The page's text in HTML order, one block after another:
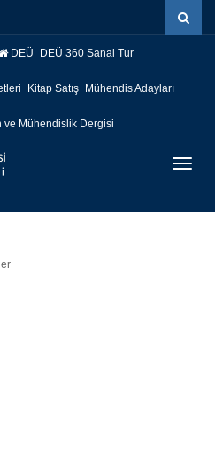
DEÜ DEÜ 360 Sanal Tur
Kitap Satış Mühendis Adayları
ve Mühendislik Dergisi